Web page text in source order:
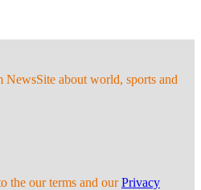
NewsSite about world, sports and
the our terms and ourPrivacy